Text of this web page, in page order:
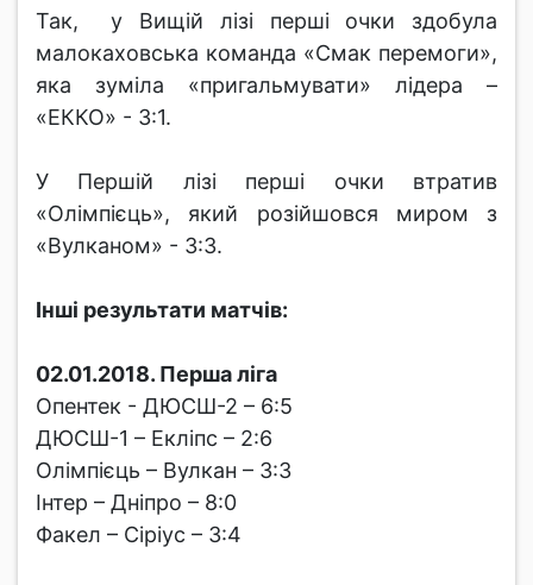
Так, у Вищій лізі перші очки здобула
малокаховська команда «Смак перемоги»,
яка зуміла «пригальмувати» лідера –
«ЕККО» - 3:1.
У Першій лізі перші очки втратив
«Олімпієць», який розійшовся миром з
«Вулканом» - 3:3.
Інші результати матчів:
02.01.2018. Перша ліга
Опентек - ДЮСШ-2 – 6:5
ДЮСШ-1 – Екліпс – 2:6
Олімпієць – Вулкан – 3:3
Інтер – Дніпро – 8:0
Факел – Сіріус – 3:4